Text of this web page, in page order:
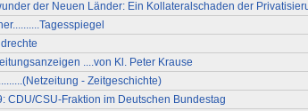
der Neuen Länder: Ein Kollateralschaden der
....von Kl. Peter Krause
- Zeitgeschichte)
CDU/CSU-Fraktion im Deutschen Bundestag